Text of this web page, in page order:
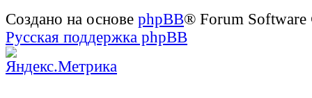
Создано на основе phpBB® Forum
Русская поддержка phpBB